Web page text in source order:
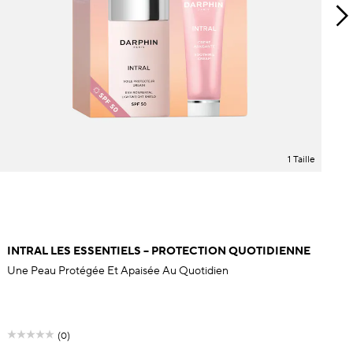
1 Taille
INTRAL LES ESSENTIELS – PROTECTION QUOTIDIENNE
Une Peau Protégée Et Apaisée Au Quotidien
(0)